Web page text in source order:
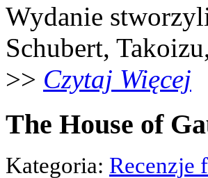
Wydanie
Schubert,
>> Czytaj Więcej
The House of
Kategoria: Recenzje